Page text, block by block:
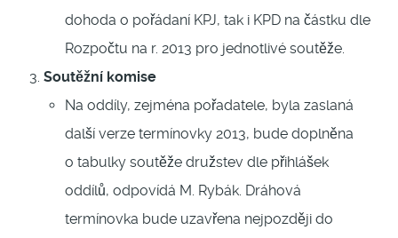
dohoda o pořádaní KPJ, tak i KPD na částku dle
Rozpočtu na r. 2013 pro jednotlivé soutěže.
Soutěžní komise
Na oddíly, zejména pořadatele, byla zaslaná
další verze termínovky 2013, bude doplněna
o tabulky soutěže družstev dle přihlášek
oddílů, odpovídá M. Rybák. Dráhová
termínovka bude uzavřena nejpozději do